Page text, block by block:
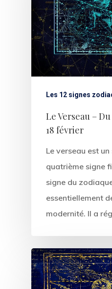
Les 12 signes
Le Verseau –
18 février
Le verseau est un
quatrième signe
signe du
essentiellement
modernité. Il a